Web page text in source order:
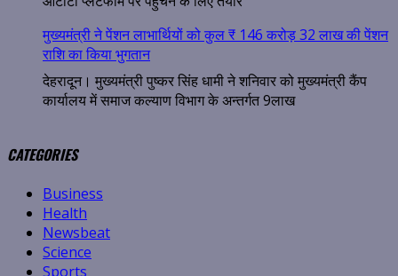
मुख्यमंत्री ने पेंशन लाभार्थियों को कुल ₹ 146 करोड़ 32 लाख की पेंशन
राशि का किया भुगतान
देहरादून। मुख्यमंत्री पुष्कर सिंह धामी ने शनिवार को मुख्यमंत्री कैंप
कार्यालय में समाज कल्याण विभाग के अन्तर्गत 9लाख
CATEGORIES
Business
Health
Newsbeat
Science
Sports